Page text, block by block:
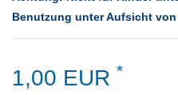
Benutzung unter Aufsicht von
1,00 EUR *